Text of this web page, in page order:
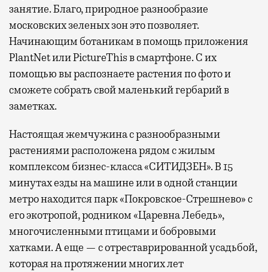
занятие. Благо, природное разнообразие
московских зеленых зон это позволяет.
Начинающим ботаникам в помощь приложения
PlantNet или PictureThis в смартфоне. С их
помощью вы распознаете растения по фото и
сможете собрать свой маленький гербарий в
заметках.
Настоящая жемчужина с разнообразными
растениями расположена рядом с жилым
комплексом бизнес-класса «СИТИДЗЕН». В 15
минутах езды на машине или в одной станции
метро находится парк «Покровское-Стрешнево» с
его экотропой, родником «Царевна Лебедь»,
многочисленными птицами и бобровыми
хатками. А еще — с отреставрированной усадьбой,
которая на протяжении многих лет